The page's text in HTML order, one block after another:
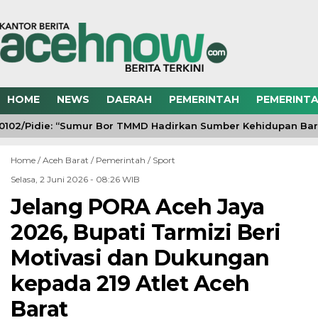
HOME NEWS DAERAH PEMERINTAH
Pidie: “Sumur Bor TMMD Hadirkan Sumber Kehidupan
Home /Aceh Barat / Pemerintah / Sport
Selasa, 2 Juni 2026 - 08:26 WIB
Jelang PORA Aceh Jaya
2026, Bupati Tarmizi Beri
Motivasi dan Dukungan
kepada 219 Atlet Aceh
Barat